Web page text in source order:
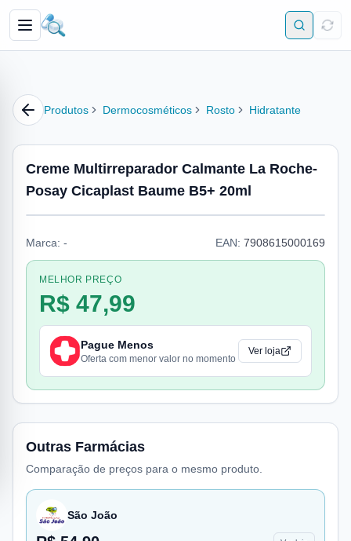
Produtos Dermocosméticos Rosto Hidratante
Creme Multirreparador Calmante La Roche-
Posay Cicaplast Baume B5+ 20ml
Marca: - EAN: 7908615000169
MELHOR PREÇO
R$ 47,99
Pague Menos
Oferta com menor valor no momento
Ver loja
Outras Farmácias
Comparação de preços para o mesmo produto.
São João